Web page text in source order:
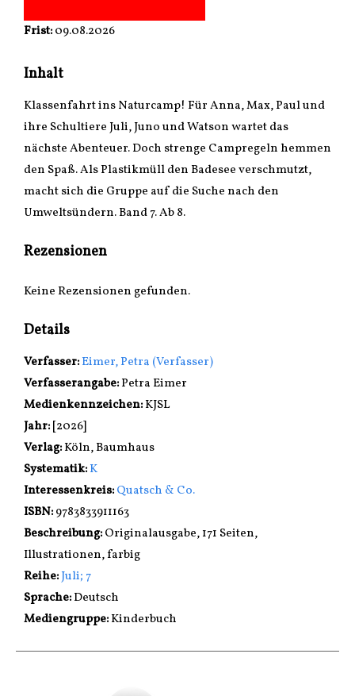
Frist:09.08.2026
Inhalt
Klassenfahrt ins Naturcamp! Für Anna, Max, Paul und
ihre Schultiere Juli, Juno und Watson wartet das
nächste Abenteuer. Doch strenge Campregeln hemmen
den Spaß. Als Plastikmüll den Badesee verschmutzt,
macht sich die Gruppe auf die Suche nach den
Umweltsündern. Band 7. Ab 8.
Rezensionen
Keine Rezensionen gefunden.
Details
Verfasser:Suche nach diesem Verfasser
Eimer, Petra (Verfasser)
Verfasserangabe:Petra Eimer
Medienkennzeichen:KJSL
Jahr: [2026]
Verlag:Köln, Baumhaus
opens in new tab
Diesen Link in neuem Tab öffnen
Systematik:Suche nach dieser Systematik
K
Interessenkreis:Suche nach diesem Interessenskreis
Quatsch & Co.
ISBN:9783833911163
Beschreibung:Originalausgabe, 171 Seiten,
Illustrationen, farbig
Reihe:Juli; 7
Suche nach dieser Beteiligten Person
Sprache:Deutsch
Mediengruppe:Kinderbuch